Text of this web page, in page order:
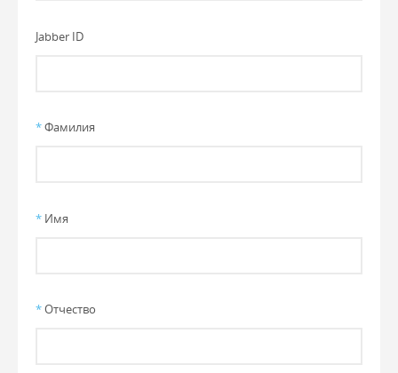
Jabber ID
*Фамилия
* Имя
*Отчество